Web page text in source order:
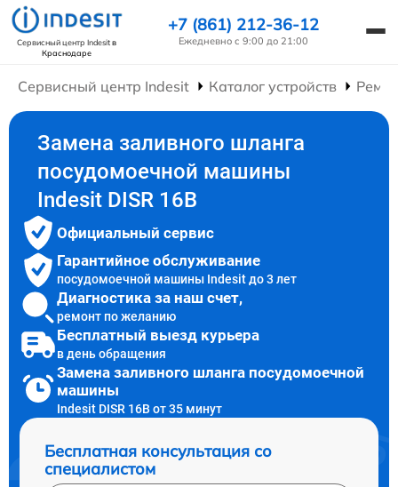
Сервисный центр Indesitв
Краснодаре
+7 (861) 212-36-12
Ежедневно с 9:00 до 21:00
Сервисный центр Indesit Каталог устройств
Замена заливного шланга
посудомоечной машины
Indesit DISR 16B
Официальный сервис
Гарантийное обслуживание
посудомоечной машины Indesit до 3 лет
Диагностика за наш счет,
ремонт по желанию
Бесплатный выезд курьера
в день обращения
Замена заливного шланга посудомоечной
машины
Indesit DISR 16B от 35 минут
Бесплатная консультация со
специалистом